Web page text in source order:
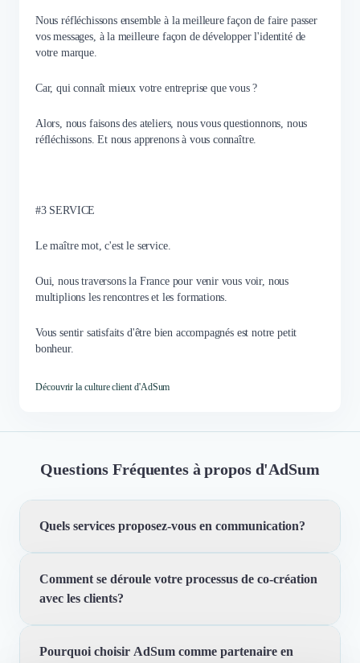
Nous réfléchissons ensemble à la meilleure façon de faire passer
vos messages, à la meilleure façon de développer l'identité de
votre marque.
Car, qui connaît mieux votre entreprise que vous ?
Alors, nous faisons des ateliers, nous vous questionnons, nous
réfléchissons. Et nous apprenons à vous connaître.
#3 SERVICE
Le maître mot, c'est le service.
Oui, nous traversons la France pour venir vous voir, nous
multiplions les rencontres et les formations.
Vous sentir satisfaits d'être bien accompagnés est notre petit
bonheur.
Découvrir la culture client d'AdSum
Questions Fréquentes à propos d'AdSum
Quels services proposez-vous en communication?
Nous offrons une gamme complète de services en
communication, incluant le webdesign, le graphisme, la
besoins spécifiques afin de vous fournir des solutions
Comment se déroule votre processus de co-création
avec les clients?
Notre processus de co-création se déroule par le biais
Pourquoi choisir AdSum comme partenaire en